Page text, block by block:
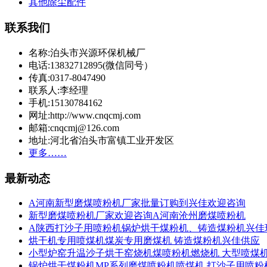
其他除尘配件
联系我们
名称:泊头市兴源环保机械厂
电话:13832712895(微信同号）
传真:0317-8047490
联系人:李经理
手机:15130784162
网址:http://www.cnqcmj.com
邮箱:cnqcmj@126.com
地址:河北省泊头市富镇工业开发区
更多……
最新动态
A河南新型磨煤喷粉机厂家批量订购到兴佳欢迎咨询
新型磨煤喷粉机厂家欢迎咨询A河南沧州磨煤喷粉机
A陕西打沙子用喷粉机锅炉烘干煤粉机、铸造煤粉机兴佳
烘干机专用喷煤机煤炭专用磨煤机 铸造煤粉机兴佳供应
小型炉窑升温沙子烘干窑烧机煤喷粉机燃烧机 大型喷煤